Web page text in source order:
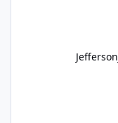
Jefferson